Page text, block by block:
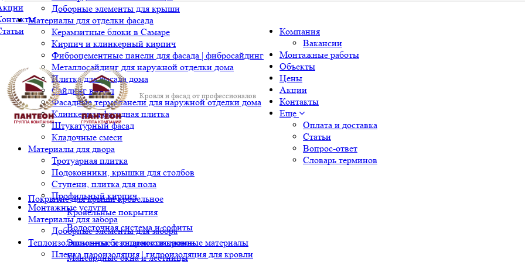
Доборные элементы для крыши
Материалы для отделки фасада
Керамзитные блоки в Самаре
Кирпич и клинкерный кирпич
Фиброцементные панели для фасада | фибросайдинг
Металлосайдинг для наружной отделки дома
Плитка для фасада дома
Сайдинг винил
Фасадные термопанели для наружной отделки дома
Клинкерная фасадная плитка
Штукатурный фасад
Кладочные смеси
Материалы для двора
Тротуарная плитка
Подоконники, крышки для столбов
Ступени, плитка для пола
Профильный кирпич
Монтажные услуги
Материалы для забора
Доборные элементы для забора
Теплоизоляционные и гидроизоляционные материалы
Пленка пароизоляция | гидроизоляция для кровли
Кровля и фасад от профессионалов
Компания
Вакансии
Монтажные работы
Объекты
Цены
Акции
Контакты
Еще
Оплата и доставка
Статьи
Вопрос-ответ
Словарь терминов
Покрытие для крыши кровельное
Кровельные покрытия
Водосточная система и софиты
Элементы безопасности кровли
Мансардные окна и лестницы